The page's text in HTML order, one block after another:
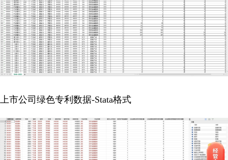
上市公司绿色专利数据-Stata格式